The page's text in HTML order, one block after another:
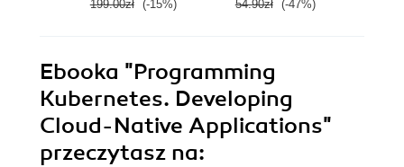
199.00zł (-15%) 54.90zł (-47%)
Ebooka "Programming
Kubernetes. Developing
Cloud-Native Applications"
przeczytasz na: